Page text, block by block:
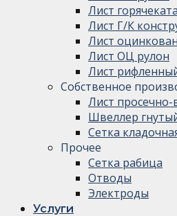
Лист
Лист Г/К
Лист
Лист ОЦ рулон
Лист
Собственное
Лист
Швеллер
Сетка
Прочее
Сетка рабица
Отводы
Электроды
Услуги